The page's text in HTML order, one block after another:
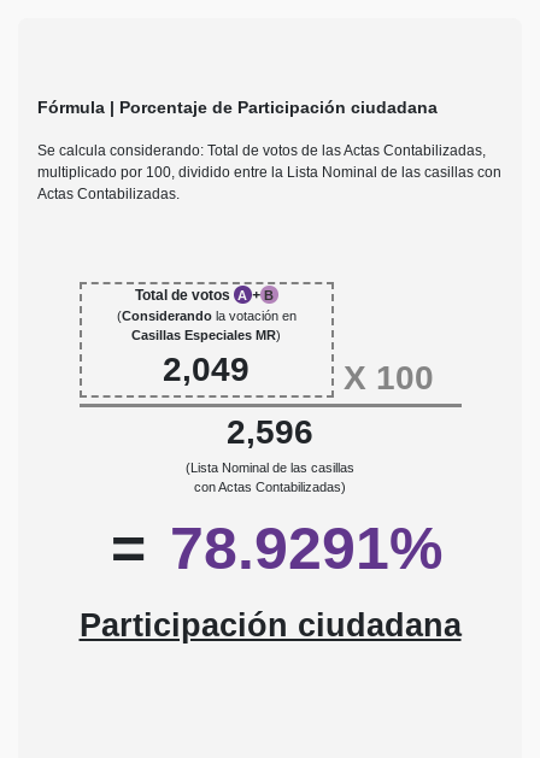
Fórmula | Porcentaje de Participación ciudadana
Se calcula considerando: Total de votos de las Actas Contabilizadas,
multiplicado por 100, dividido entre la Lista Nominal de las casillas con
Actas Contabilizadas.
Total de votos A + B
(Considerandola votación en
Casillas Especiales MR)
2,049 X 100
2,596
(Lista Nominal de las casillas
con Actas Contabilizadas)
= 78.9291%
Participación ciudadana